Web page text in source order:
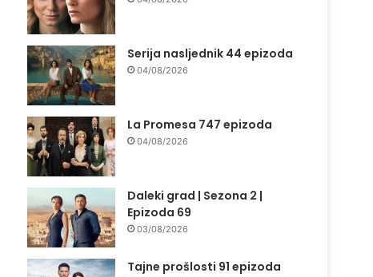
Serija nasljednik 44 epizoda
04/08/2026
La Promesa 747 epizoda
04/08/2026
Daleki grad | Sezona 2 |
Epizoda 69
03/08/2026
Tajne prošlosti 91 epizoda